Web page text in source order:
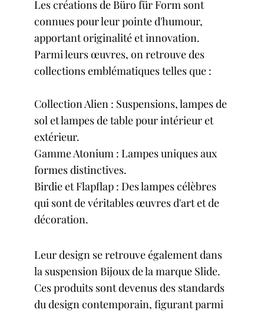
Les créations de Büro für Form sont
connues pour leur pointe d'humour,
apportant originalité et innovation.
Parmi leurs œuvres, on retrouve des
collections emblématiques telles que :
Collection Alien : Suspensions, lampes de
sol et lampes de table pour intérieur et
extérieur.
GammeAtonium : Lampes uniques aux
formes distinctives.
Birdie et Flapflap : Des lampes célèbres
qui sont de véritables œuvres d'art et de
décoration.
Leur design se retrouve également dans
la suspension Bijoux de la marque Slide.
Ces produits sont devenus des standards
du design contemporain, figurant parmi